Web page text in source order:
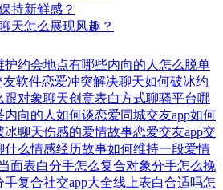
持新鲜感？
天怎么展现风趣？
护约会地点有哪些内向的人怎么脱单
友软件恋爱冲突解决聊天如何破冰约
跟对象聊天创意表白方式聊骚平台哪
内向的人如何谈恋爱同城交友app如何
冰聊天伤感的爱情故事恋爱交友app交
什么情感经历故事如何维持一段爱情
面表白分手怎么复合对象分手怎么挽
手复合社交app大全线上表白合适吗怎